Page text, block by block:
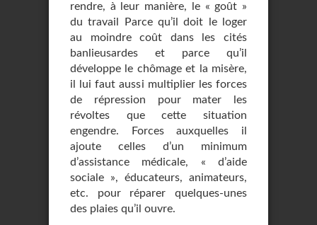
rendre, à leur manière, le « goût »
du travail Parce qu’il doit le loger
au moindre coût dans les cités
banlieusardes et parce qu’il
développe le chômage et la misère,
il lui faut aussi multiplier les forces
de répression pour mater les
révoltes que cette situation
engendre. Forces auxquelles il
ajoute celles d’un minimum
d’assistance médicale, « d’aide
sociale », éducateurs, animateurs,
etc. pour réparer quelques-unes
des plaies qu’il ouvre.